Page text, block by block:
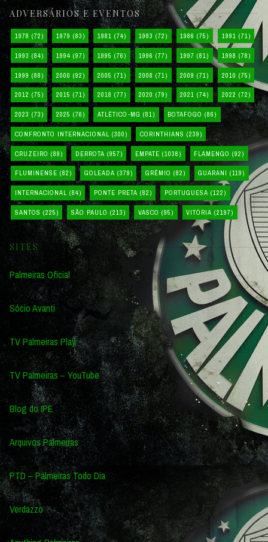
ADVERSÁRIOS E EVENTOS
1978 (72) 1979 (83) 1981 (74) 1983 (72) 1986 (75) 1991 (71)
1993 (84) 1994 (97) 1995 (76) 1996 (77) 1997 (81) 1998 (78)
1999 (88) 2000 (92) 2005 (71) 2008 (71) 2009 (71) 2010 (75)
2012 (75) 2015 (71) 2018 (77) 2020 (79) 2021 (74) 2022 (72)
2023 (73) 2025 (76) ATLÉTICO-MG (81) BOTAFOGO (86)
CONFRONTO INTERNACIONAL (300) CORINTHIANS (239)
CRUZEIRO (89) DERROTA (957) EMPATE (1038) FLAMENGO (92)
FLUMINENSE (82) GOLEADA (379) GRÊMIO (82) GUARANI (119)
INTERNACIONAL (84) PONTE PRETA (82) PORTUGUESA (122)
SANTOS (225) SÃO PAULO (213) VASCO (95) VITÓRIA (2197)
SITES
Palmeiras Oficial
Sócio Avanti
TV Palmeiras Play
TV Palmeiras – YouTube
Blog do IPE
Arquivos Palmeiras
PTD – Palmeiras Todo Dia
Verdazzo